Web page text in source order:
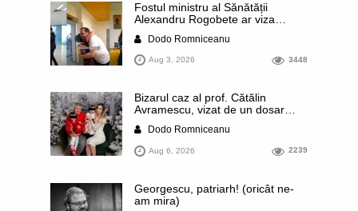
Fostul ministru al Sănătății
Alexandru Rogobete ar viza
al orașului Timișoara. Pesedistul
publică imagini demne de Coreea
de Nord cu femei din Timișoara
Dodo Romniceanu
Aug 3, 2026 3448
Bizarul caz al prof. Cătălin
Avramescu, vizat de un dosar
DIICOT pentru „pornografie
infantilă”. Miroase a execuție
stalinistă. Cea mai imundă parte a
presei publică inclusiv documente
dezvăluite date ultra-personale
ale profesorului, inclusiv
diagnostice și tratamente
Dodo Romniceanu
Aug 6, 2026 2239
Georgescu, patriarh! (oricât ne-
am mira)